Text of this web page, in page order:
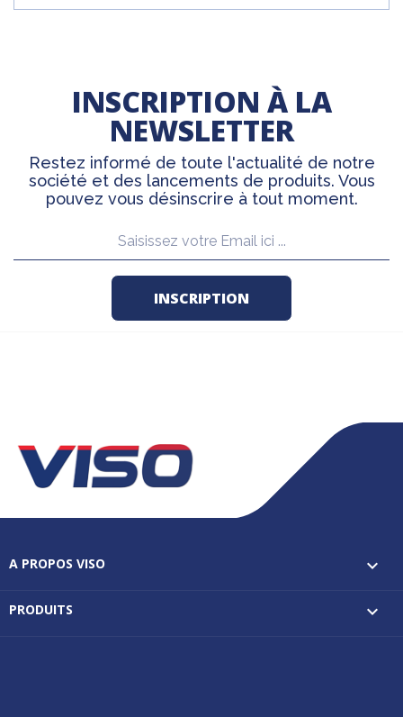
INSCRIPTION À LA
NEWSLETTER
Restez informé de toute l'actualité de notre
société et des lancements de produits. Vous
pouvez vous désinscrire à tout moment.
A PROPOS VISO 
PRODUITS 